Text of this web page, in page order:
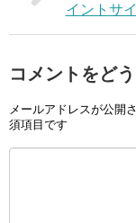
イントサ
コメントをど
メールアドレスが公開
須項目です